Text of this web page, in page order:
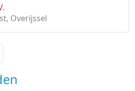
Overijssel